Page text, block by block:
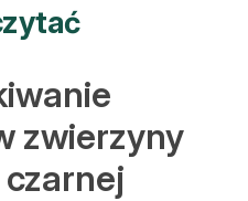
zwierzyny
czarnej